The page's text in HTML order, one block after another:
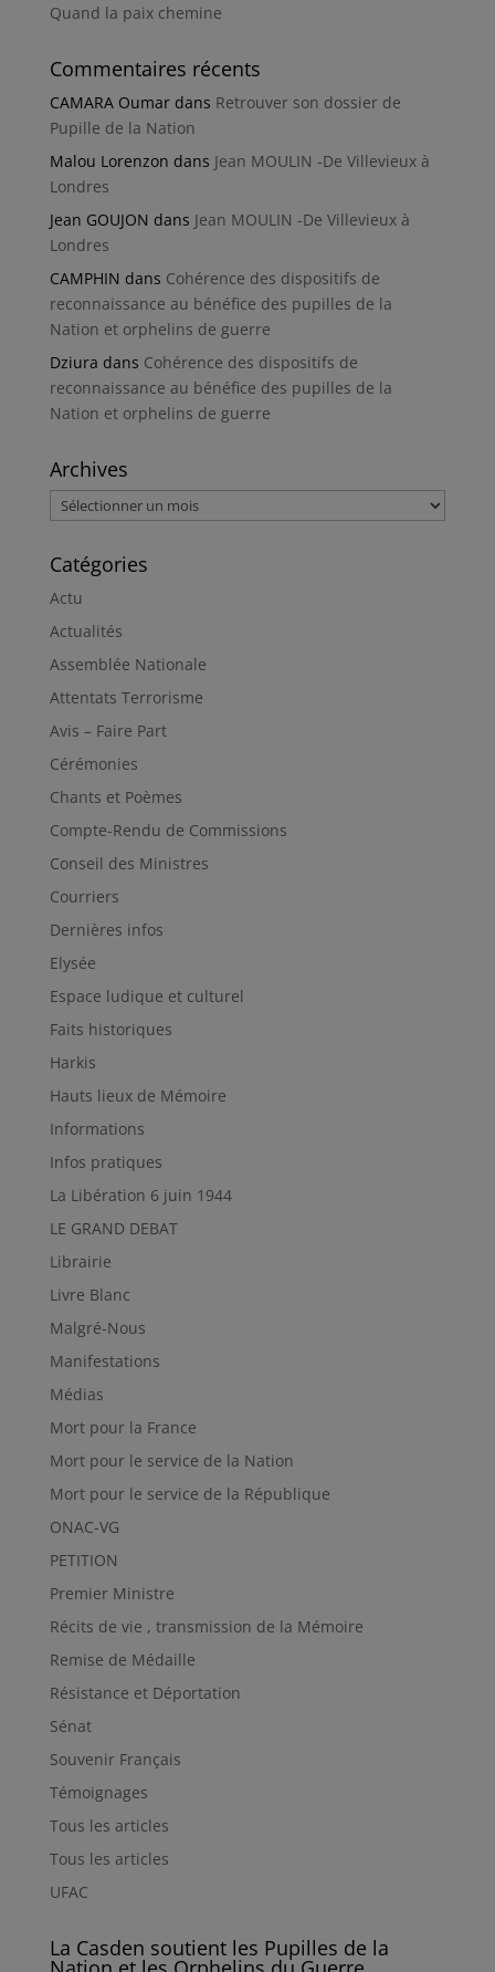
Quand la paix chemine
Commentaires récents
CAMARA Oumardans Retrouver son dossier de
Pupille de la Nation
Malou Lorenzon dans Jean MOULIN -De Villevieux à
Londres
Jean GOUJON dans Jean MOULIN -De Villevieux à
Londres
CAMPHIN dans Cohérence des dispositifs de
reconnaissance au bénéfice des pupilles de la
Nation et orphelins de guerre
Dziura dans Cohérence des dispositifs de
reconnaissance au bénéfice des pupilles de la
Nation et orphelins de guerre
Archives
Archives
Catégories
Actu
Actualités
Assemblée Nationale
Attentats Terrorisme
Avis – Faire Part
Cérémonies
Chants et Poèmes
Compte-Rendu de Commissions
Conseil des Ministres
Courriers
Dernières infos
Elysée
Espace ludique et culturel
Faits historiques
Harkis
Hauts lieux de Mémoire
Informations
Infos pratiques
La Libération 6 juin 1944
LE GRAND DEBAT
Librairie
Livre Blanc
Malgré-Nous
Manifestations
Médias
Mort pour la France
Mort pour le service de la Nation
Mort pour le service de la République
ONAC-VG
PETITION
Premier Ministre
Récits de vie , transmission de la Mémoire
Remise de Médaille
Résistance et Déportation
Sénat
Souvenir Français
Témoignages
Tous les articles
Tous les articles
UFAC
La Casden soutient les Pupilles de la